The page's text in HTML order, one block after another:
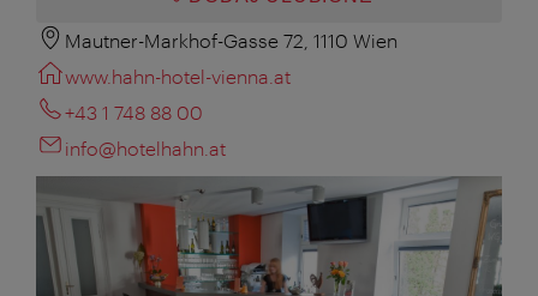
Mautner-Markhof-Gasse 72, 1110 Wien
www.hahn-hotel-vienna.at
+43 1 748 88 00
info@hotelhahn.at